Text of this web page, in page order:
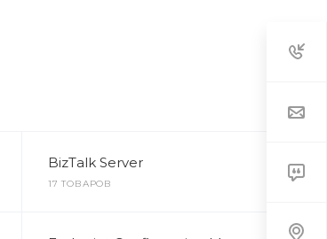
BizTalk Server
17 ТОВАРОВ